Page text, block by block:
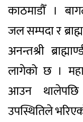
काठमाडौँ ।
जल सम्पदा र
अनन्तश्री
लागेको छ ।
आउन थालेपछि
उपस्थितिले